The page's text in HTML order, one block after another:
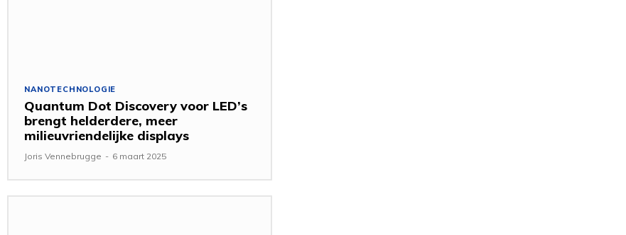
NANOTECHNOLOGIE
Quantum Dot Discovery voor LED’s
brengt helderdere, meer
milieuvriendelijke displays
Joris Vennebrugge - 6 maart 2025